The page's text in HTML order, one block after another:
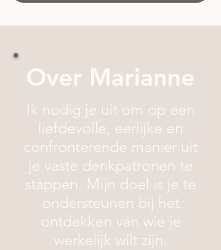
Over Marianne
Ik nodig je uit om op een
liefdevolle, eerlijke en
confronterende manier uit
je vaste denkpatronen te
stappen. Mijn doel is je te
ondersteunen bij het
ontdekken van wie je
werkelijk wilt zijn.